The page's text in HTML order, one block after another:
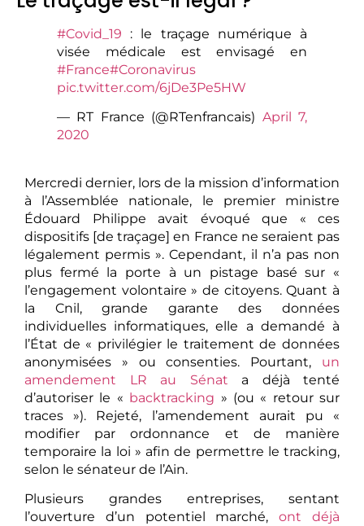
#Covid_19 : le traçage numérique à
visée médicale est envisagé en
#France#Coronavirus
pic.twitter.com/6jDe3Pe5HW
— RT France (@RTenfrancais) April 7,
2020
Mercredi dernier, lors de la mission d’information
à l’Assemblée nationale, le premier ministre
Édouard Philippe avait évoqué que « ces
dispositifs [de traçage] en France ne seraient pas
légalement permis ». Cependant, il n’a pas non
plus fermé la porte à un pistage basé sur «
l’engagement volontaire » de citoyens. Quant à
la Cnil, grande garante des données
individuelles informatiques, elle a demandé à
l’État de « privilégier le traitement de données
anonymisées » ou consenties. Pourtant, un
amendement LR au Sénat a déjà tenté
d’autoriser le « backtracking » (ou « retour sur
traces »). Rejeté, l’amendement aurait pu «
modifier par ordonnance et de manière
temporaire la loi » afin de permettre le tracking,
selon le sénateur de l’Ain.
Plusieurs grandes entreprises, sentant
l’ouverture d’un potentiel marché,ont déjà